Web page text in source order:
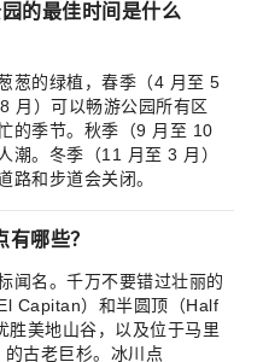
的最佳时间是什么
葱的绿植，春季（4 月至 5
月）可以畅游公园所有区
的季节。秋季（9 月至 10
潮。冬季（11 月至 3 月）
路和步道会关闭。
哪些？
闻名。千万不要错过壮丽的
Capitan）和半圆顶（Half
胜美地山谷，以及位于马里
古老巨杉。冰川点